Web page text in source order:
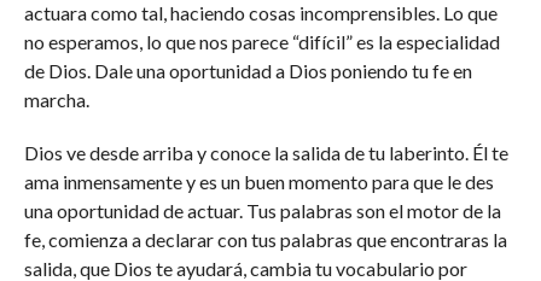
actuara como tal, haciendo cosas incomprensibles. Lo que
no esperamos, lo que nos parece “difícil” es la especialidad
de Dios. Dale una oportunidad a Dios poniendo tu fe en
marcha.
Dios ve desde arriba y conoce la salida de tu laberinto. Él te
ama inmensamente y es un buen momento para que le des
una oportunidad de actuar. Tus palabras son el motor de la
fe, comienza a declarar con tus palabras que encontraras la
salida, que Dios te ayudará, cambia tu vocabulario por